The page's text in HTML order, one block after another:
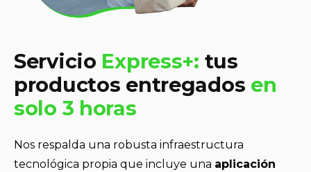
Servicio Express+: tus
productos entregados en
solo 3 horas
Nos respalda una robusta infraestructura
tecnológica propia que incluye una aplicación